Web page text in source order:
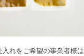
れをご希望の事業者様は